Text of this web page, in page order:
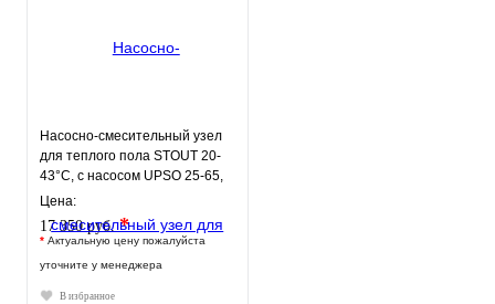
Насосно-смесительный узел
для теплого пола STOUT 20-
43°C, с насосом UPSO 25-65,
130 mm
Цена:
17 350 руб.*
* Актуальную цену пожалуйста
уточните у менеджера
В избранное